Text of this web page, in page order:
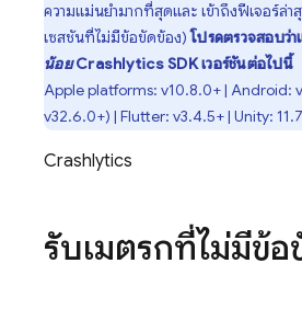
ความแม่นยำมากที่สุดและ เข้าถึงฟีเจอร์ล่า
เซสชันที่ไม่มีข้อขัดข้อง)โปรดตรวจสอบว่
น้อยCrashlytics SDK เวอร์ชันต่อไปนี้
Apple platforms: v10.8.0+ | Android:
v32.6.0+) | Flutter: v3.4.5+ | Unity:
Crashlytics
รับเมตริกที่ไม่มีข้อ